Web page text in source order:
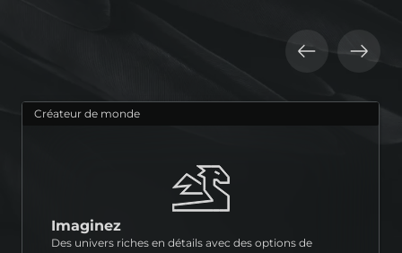
Créateur de monde
Imaginez
Des univers riches en détails avec des options de